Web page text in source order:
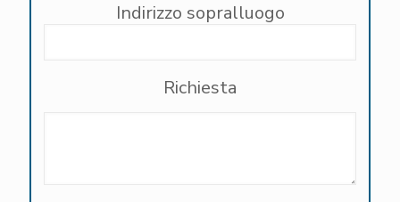
Indirizzo sopralluogo
Richiesta